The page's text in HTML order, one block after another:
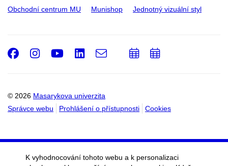
Obchodní centrum MU Munishop Jednotný vizuální styl
© 2026 Masarykova univerzita
Správce webu
Prohlášení o přístupnosti Cookies
Facebook
Instagram
Youtube
LinkedIn
e-
PřidatPřidat
K vyhodnocování tohoto webu a k personalizaci